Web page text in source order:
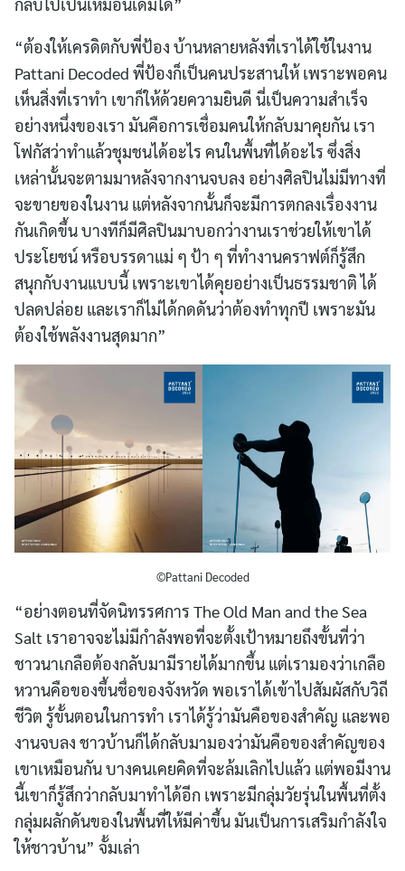
กลับไปเป็นเหมือนเดิมได้”
“ต้องให้เครดิตกับพี่ป้อง บ้านหลายหลังที่เราได้ใช้ในงาน
Pattani Decoded พี่ป้องก็เป็นคนประสานให้ เพราะพอคน
เห็นสิ่งที่เราทำ เขาก็ให้ด้วยความยินดี นี่เป็นความสำเร็จ
อย่างหนึ่งของเรา มันคือการเชื่อมคนให้กลับมาคุยกัน เรา
โฟกัสว่าทำแล้วชุมชนได้อะไร คนในพื้นที่ได้อะไร ซึ่งสิ่ง
เหล่านั้นจะตามมาหลังจากงานจบลง อย่างศิลปินไม่มีทางที่
จะขายของในงาน แต่หลังจากนั้นก็จะมีการตกลงเรื่องงาน
กันเกิดขึ้น บางทีก็มีศิลปินมาบอกว่างานเราช่วยให้เขาได้
ประโยชน์ หรือบรรดาแม่ ๆ ป้า ๆ ที่ทำงานคราฟต์ก็รู้สึก
สนุกกับงานแบบนี้ เพราะเขาได้คุยอย่างเป็นธรรมชาติ ได้
ปลดปล่อย และเราก็ไม่ได้กดดันว่าต้องทำทุกปี เพราะมัน
ต้องใช้พลังงานสุดมาก”
©Pattani Decoded
“อย่างตอนที่จัดนิทรรศการ The Old Man and the Sea
Salt เราอาจจะไม่มีกำลังพอที่จะตั้งเป้าหมายถึงขั้นที่ว่า
ชาวนาเกลือต้องกลับมามีรายได้มากขึ้น แต่เรามองว่าเกลือ
หวานคือของขึ้นชื่อของจังหวัด พอเราได้เข้าไปสัมผัสกับวิถี
ชีวิต รู้ขั้นตอนในการทำ เราได้รู้ว่ามันคือของสำคัญ และพอ
งานจบลง ชาวบ้านก็ได้กลับมามองว่ามันคือของสำคัญของ
เขาเหมือนกัน บางคนเคยคิดที่จะล้มเลิกไปแล้ว แต่พอมีงาน
นี้เขาก็รู้สึกว่ากลับมาทำได้อีก เพราะมีกลุ่มวัยรุ่นในพื้นที่ตั้ง
กลุ่มผลักดันของในพื้นที่ให้มีค่าขึ้น มันเป็นการเสริมกำลังใจ
ให้ชาวบ้าน” จั้มเล่า